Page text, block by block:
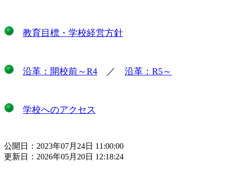
教育目標・学校経営方針
沿革：開校前～R4 ／ 沿革：R5～
学校へのアクセス
公開日：2023年07月24日 11:00:00
更新日：2026年05月20日 12:18:24